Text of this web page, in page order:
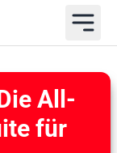
All-
für